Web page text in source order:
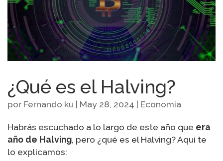
¿Qué es el Halving?
por Fernando ku | May 28, 2024 | Economia
Habrás escuchado a lo largo de este año que era
año de Halving, pero ¿qué es el Halving? Aquí te
lo explicamos: